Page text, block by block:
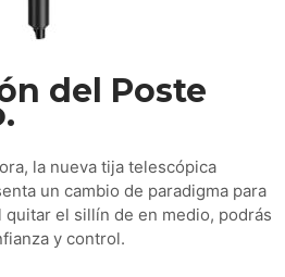
del Poste
la nueva tija telescópica
un cambio de paradigma para
el sillín de en medio, podrás
y control.